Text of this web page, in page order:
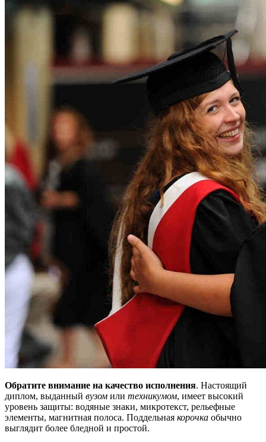
Обратите внимание на качество исполнения. Настоящий
диплом, выданный вузом или техникумом, имеет высокий
уровень защиты: водяные знаки, микротекст, рельефные
элементы, магнитная полоса. Поддельная корочка обычно
выглядит более бледной и простой.